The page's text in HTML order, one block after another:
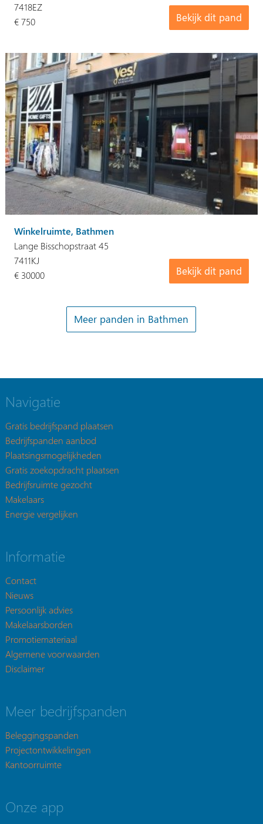
Bekijk dit pand
7418EZ
€ 750
Winkelruimte, Bathmen
Lange Bisschopstraat 45
Bekijk dit pand
7411KJ
€ 30000
Meer panden in Bathmen
Navigatie
Gratis bedrijfspand plaatsen
Bedrijfspanden aanbod
Plaatsingsmogelijkheden
Gratis zoekopdracht plaatsen
Bedrijfsruimte gezocht
Makelaars
Energie vergelijken
Informatie
Contact
Nieuws
Persoonlijk advies
Makelaarsborden
Promotiemateriaal
Algemene voorwaarden
Disclaimer
Meer bedrijfspanden
Beleggingspanden
Projectontwikkelingen
Kantoorruimte
Onze app